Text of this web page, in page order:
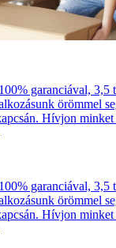
garanciával, 3,5
örömmel
Hívjon minket
garanciával, 3,5
örömmel
Hívjon minket